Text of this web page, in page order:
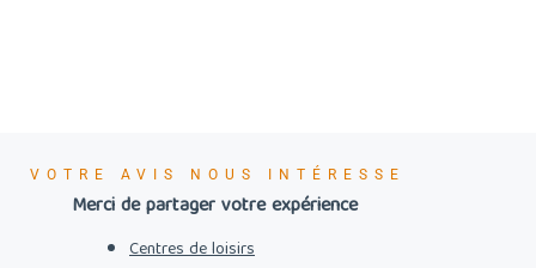
VOTRE AVIS NOUS INTÉRESSE
Merci de partager votre expérience
Centres de loisirs